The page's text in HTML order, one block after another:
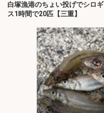
白塚漁港のちょい投げでシロギ
ス1時間で20匹【三重】